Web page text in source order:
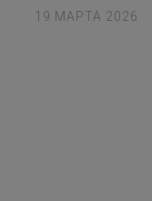
19 МАРТА 2026